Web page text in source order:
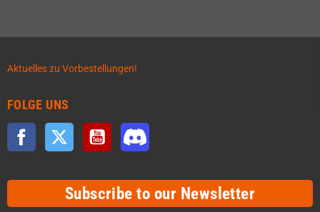
Aktuelles zu Vorbestellungen!
FOLGE UNS
Facebook Twitter YouTube
Subscribe to our Newsletter